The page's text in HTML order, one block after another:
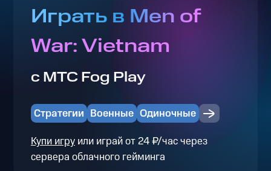
Играть в Men of
War: Vietnam
с МТС Fog Play
Стратегии Военные Одиночные
Купи игруили играй от 24 ₽/час через
сервера облачного гейминга